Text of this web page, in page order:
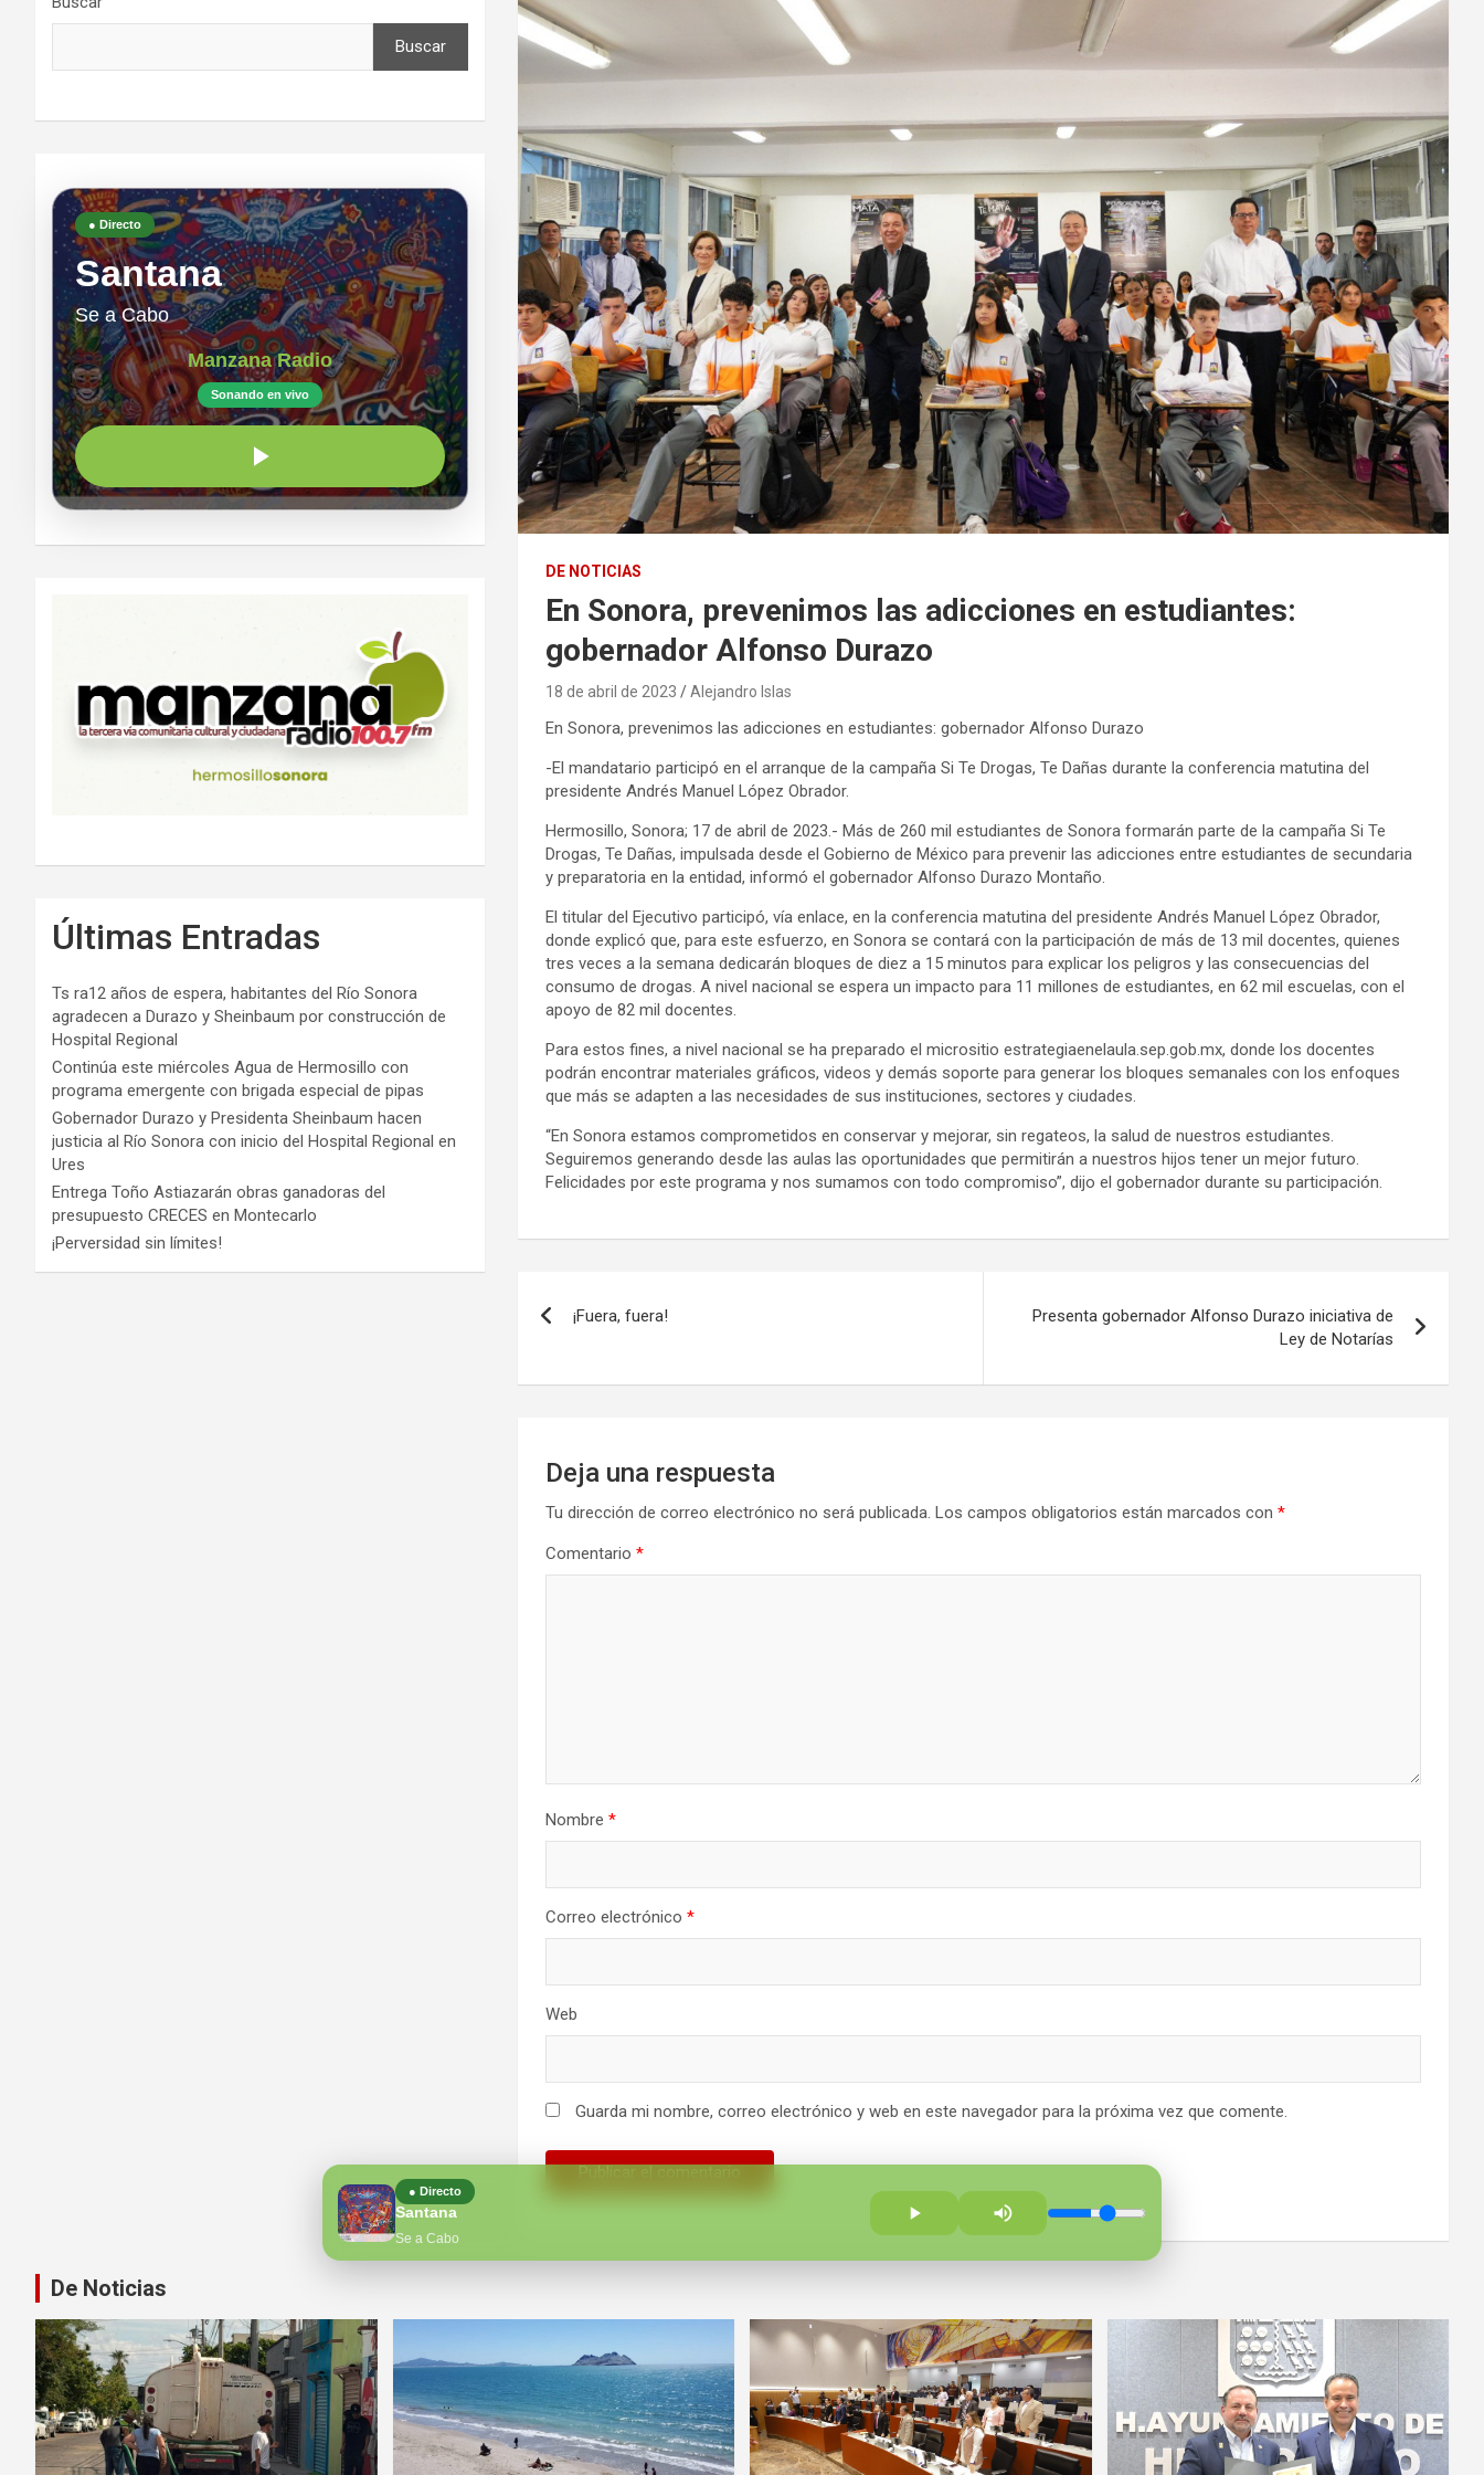
DE NOTICIAS
En Sonora, prevenimos las adicciones en estudiantes:
gobernador Alfonso Durazo
18 de abril de 2023 Alejandro Islas
En Sonora, prevenimos las adicciones en estudiantes: gobernador Alfonso Durazo
-El mandatario participó en el arranque de la campaña Si Te Drogas, Te Dañas durante la conferencia matutina del
presidente Andrés Manuel López Obrador.
Hermosillo, Sonora; 17 de abril de 2023.- Más de 260 mil estudiantes de Sonora formarán parte de la campaña Si Te
Drogas, Te Dañas, impulsada desde el Gobierno de México para prevenir las adicciones entre estudiantes de secundaria
y preparatoria en la entidad, informó el gobernador Alfonso Durazo Montaño.
El titular del Ejecutivo participó, vía enlace, en la conferencia matutina del presidente Andrés Manuel López Obrador,
donde explicó que, para este esfuerzo, en Sonora se contará con la participación de más de 13 mil docentes, quienes
tres veces a la semana dedicarán bloques de diez a 15 minutos para explicar los peligros y las consecuencias del
consumo de drogas. A nivel nacional se espera un impacto para 11 millones de estudiantes, en 62 mil escuelas, con el
apoyo de 82 mil docentes.
Para estos fines, a nivel nacional se ha preparado el micrositio estrategiaenelaula.sep.gob.mx, donde los docentes
podrán encontrar materiales gráficos, videos y demás soporte para generar los bloques semanales con los enfoques
que más se adapten a las necesidades de sus instituciones, sectores y ciudades.
“En Sonora estamos comprometidos en conservar y mejorar, sin regateos, la salud de nuestros estudiantes.
Seguiremos generando desde las aulas las oportunidades que permitirán a nuestros hijos tener un mejor futuro.
Felicidades por este programa y nos sumamos con todo compromiso”, dijo el gobernador durante su participación.
de
entradas
¡Fuera, fuera!
Presenta gobernador Alfonso Durazo iniciativa de
Ley de Notarías
Deja una respuesta
Tu dirección de correo electrónico no será publicada. Los campos obligatorios están marcados con *
Comentario *
Nombre *
Correo electrónico *
Web
Guarda mi nombre, correo electrónico y web en este navegador para la próxima vez que comente.
Buscar
● Directo
Santana
Se a Cabo
Manzana Radio
Sonando en vivo
● Directo
Santana
Se a Cabo
Últimas Entradas
Ts ra12 años de espera, habitantes del Río Sonora
agradecen a Durazo y Sheinbaum por construcción de
Hospital Regional
Continúa este miércoles Agua de Hermosillo con
programa emergente con brigada especial de pipas
Gobernador Durazo y Presidenta Sheinbaum hacen
justicia al Río Sonora con inicio del Hospital Regional en
Ures
Entrega Toño Astiazarán obras ganadoras del
presupuesto CRECES en Montecarlo
¡Perversidad sin límites!
De Noticias